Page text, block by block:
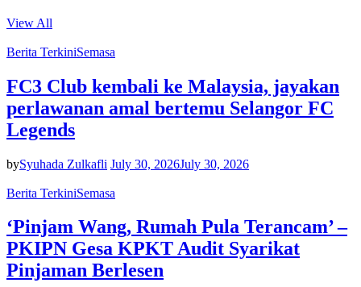
View All
Berita TerkiniSemasa
FC3 Club kembali ke Malaysia, jayakan
perlawanan amal bertemu Selangor FC
Legends
bySyuhada Zulkafli July 30, 2026July 30, 2026
Berita TerkiniSemasa
‘Pinjam Wang, Rumah Pula Terancam’ –
PKIPN Gesa KPKT Audit Syarikat
Pinjaman Berlesen